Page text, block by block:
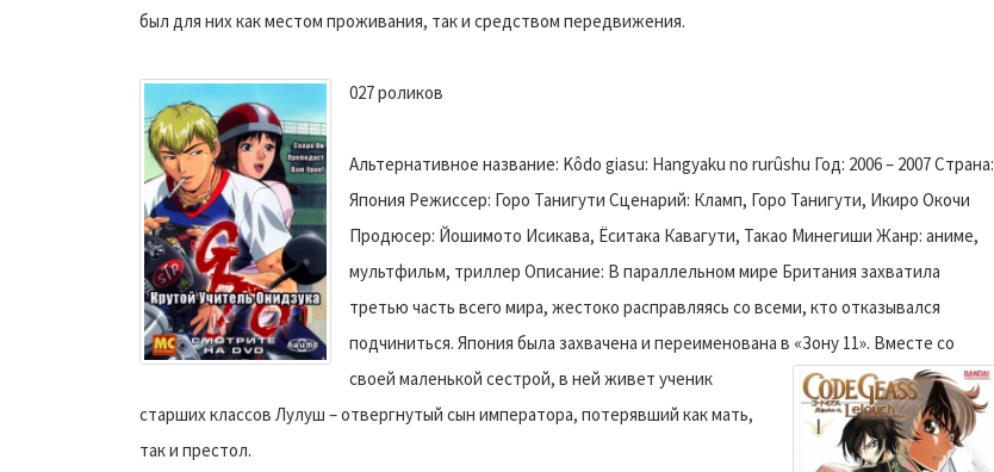
был для них как местом проживания, так и средством передвижения.
027 роликов
Альтернативное название: Kôdo giasu: Hangyaku no rurûshu Год: 2006 – 2007 Страна:
Япония Режиссер: Горо Танигути Сценарий: Кламп, Горо Танигути, Икиро Окочи
Продюсер: Йошимото Исикава, Ёситака Кавагути, Такао Минегиши Жанр: аниме,
мультфильм, триллер Описание: В параллельном мире Британия захватила
третью часть всего мира, жестоко расправляясь со всеми, кто отказывался
подчиниться. Япония была захвачена и переименована в «Зону 11». Вместе со
своей маленькой сестрой, в ней живет ученик
старших классов Лулуш – отвергнутый сын императора, потерявший как мать,
так и престол.